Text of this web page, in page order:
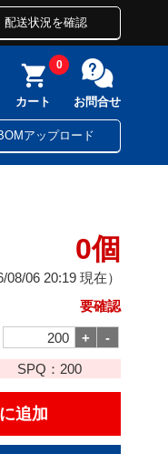
配送状況を確認
カート
0
お問合せ
アップロード
0個
08/06 20:19 現在）
要確認
SPQ： 200